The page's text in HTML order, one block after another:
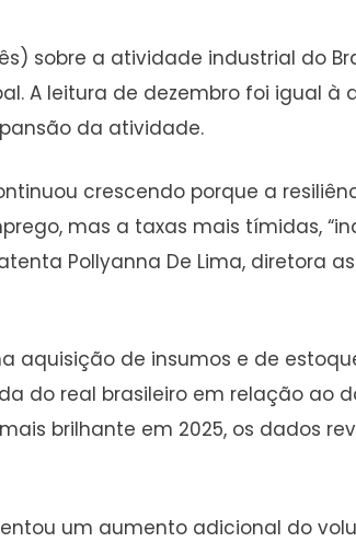
sobre a atividade industrial do
A leitura de dezembro foi igual
da atividade.
crescendo porque a
mas a taxas mais tímidas,
Pollyanna De Lima, diretora
de insumos e de
do real brasileiro em relação ao
brilhante em 2025, os dados
um aumento adicional do